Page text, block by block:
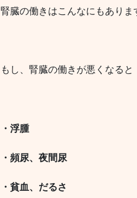
腎臓の働きはこんなにもありま
もし、腎臓の働きが悪くなると
・浮腫
・頻尿、夜間尿
・貧血、だるさ